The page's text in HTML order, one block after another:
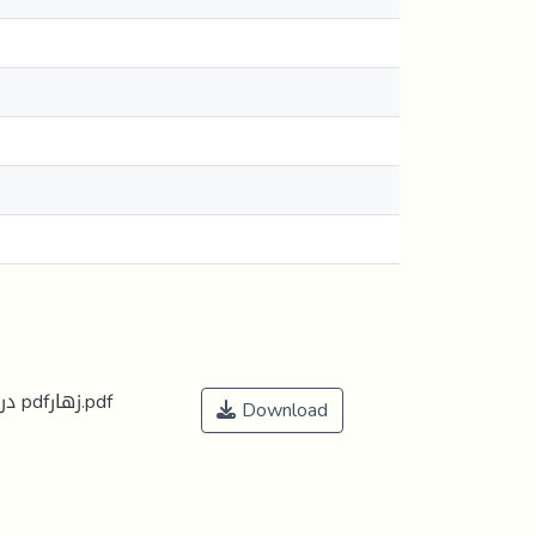
دروس في اللسانيات 2025-2026 التداولية pdfزهار.pdf
Download